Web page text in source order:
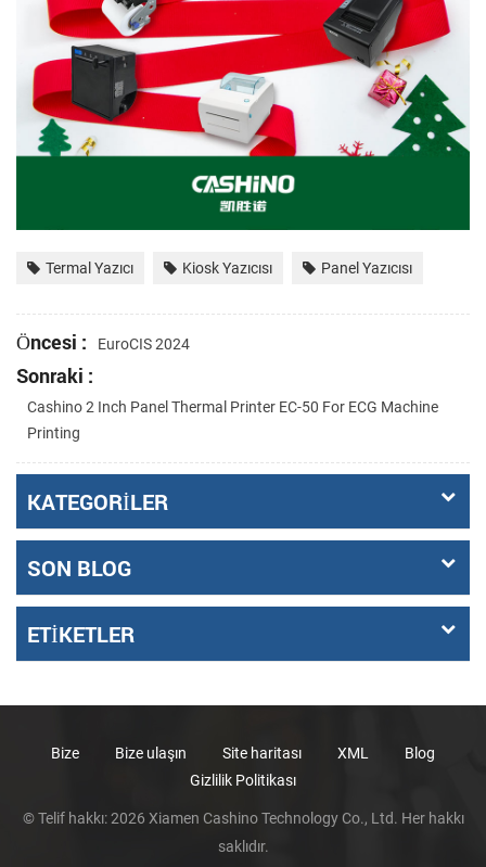
Termal Yazıcı Kiosk Yazıcısı Panel Yazıcısı
Öncesi : EuroCIS 2024
Sonraki :
Cashino 2 Inch Panel Thermal Printer EC-50 For ECG Machine
Printing
KATEGORILER
SON BLOG
ETIKETLER
Bize Bize ulaşın Site haritası XML
Blog
Gizlilik Politikası
© Telif hakkı: 2026 Xiamen Cashino Technology Co., Ltd. Her hakkı
saklıdır.